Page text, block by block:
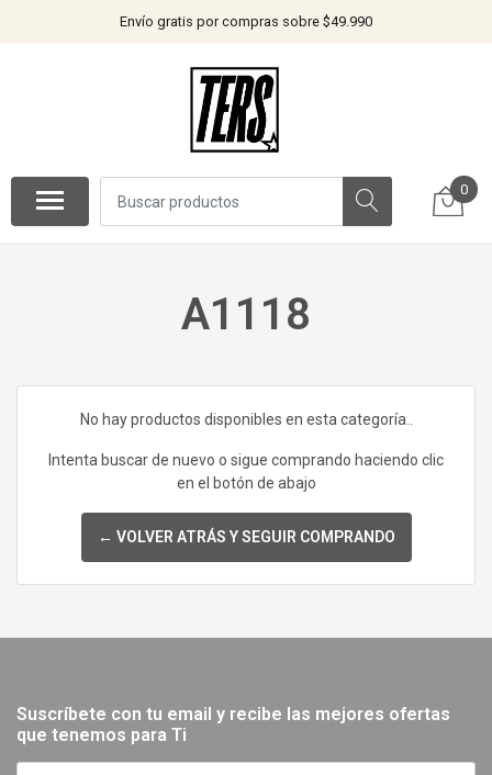
Envío gratis por compras sobre $49.990
0
A1118
No hay productos disponibles en esta categoría..
Intenta buscar de nuevo o sigue comprando haciendo clic
en el botón de abajo
← VOLVER ATRÁS Y SEGUIR COMPRANDO
Suscríbete con tu email y recibe las mejores ofertas
que tenemos para Ti